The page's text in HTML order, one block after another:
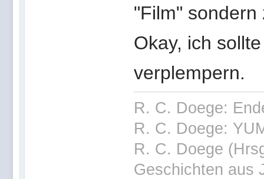
"Film" sondern
Okay, ich
verplempern.
R. C. Doege:
R. C. Doege:
R. C. Doege
Geschichten aus